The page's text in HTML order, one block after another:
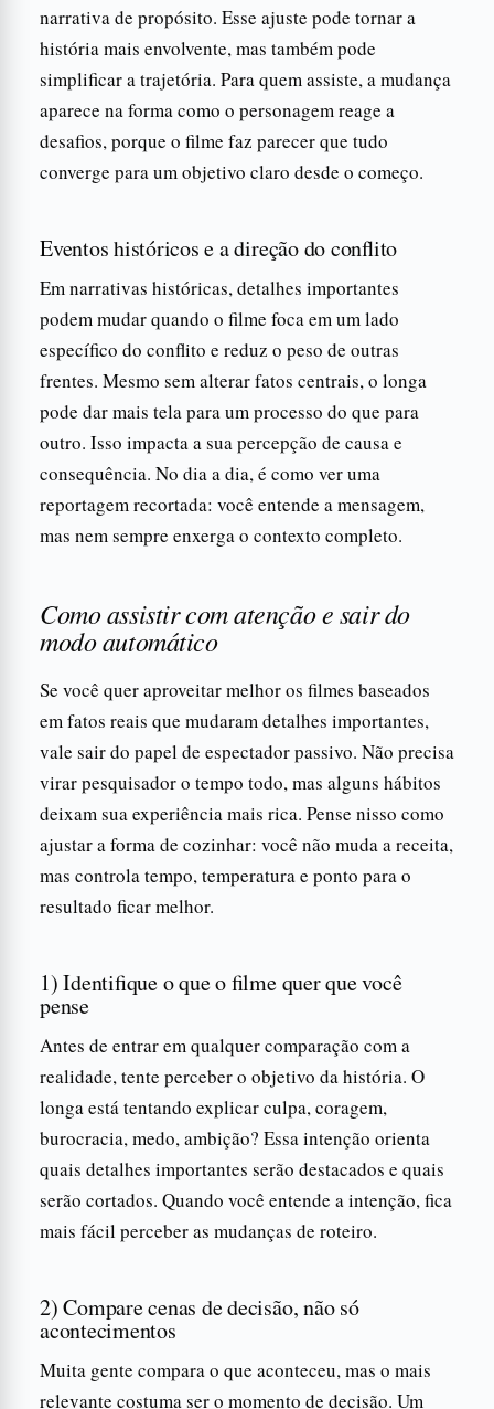
narrativa de propósito. Esse ajuste pode tornar a
história mais envolvente, mas também pode
simplificar a trajetória. Para quem assiste, a mudança
aparece na forma como o personagem reage a
desafios, porque o filme faz parecer que tudo
converge para um objetivo claro desde o começo.
Eventos históricos e a direção do conflito
Em narrativas históricas, detalhes importantes
podem mudar quando o filme foca em um lado
específico do conflito e reduz o peso de outras
frentes. Mesmo sem alterar fatos centrais, o longa
pode dar mais tela para um processo do que para
outro. Isso impacta a sua percepção de causa e
consequência. No dia a dia, é como ver uma
reportagem recortada: você entende a mensagem,
mas nem sempre enxerga o contexto completo.
Como assistir com atenção e sair do
modo automático
Se você quer aproveitar melhor os filmes baseados
em fatos reais que mudaram detalhes importantes,
vale sair do papel de espectador passivo. Não precisa
virar pesquisador o tempo todo, mas alguns hábitos
deixam sua experiência mais rica. Pense nisso como
ajustar a forma de cozinhar: você não muda a receita,
mas controla tempo, temperatura e ponto para o
resultado ficar melhor.
1) Identifique o que o filme quer que você
pense
Antes de entrar em qualquer comparação com a
realidade, tente perceber o objetivo da história. O
longa está tentando explicar culpa, coragem,
burocracia, medo, ambição? Essa intenção orienta
quais detalhes importantes serão destacados e quais
serão cortados. Quando você entende a intenção, fica
mais fácil perceber as mudanças de roteiro.
2) Compare cenas de decisão, não só
acontecimentos
Muita gente compara o que aconteceu, mas o mais
relevante costuma ser o momento de decisão. Um